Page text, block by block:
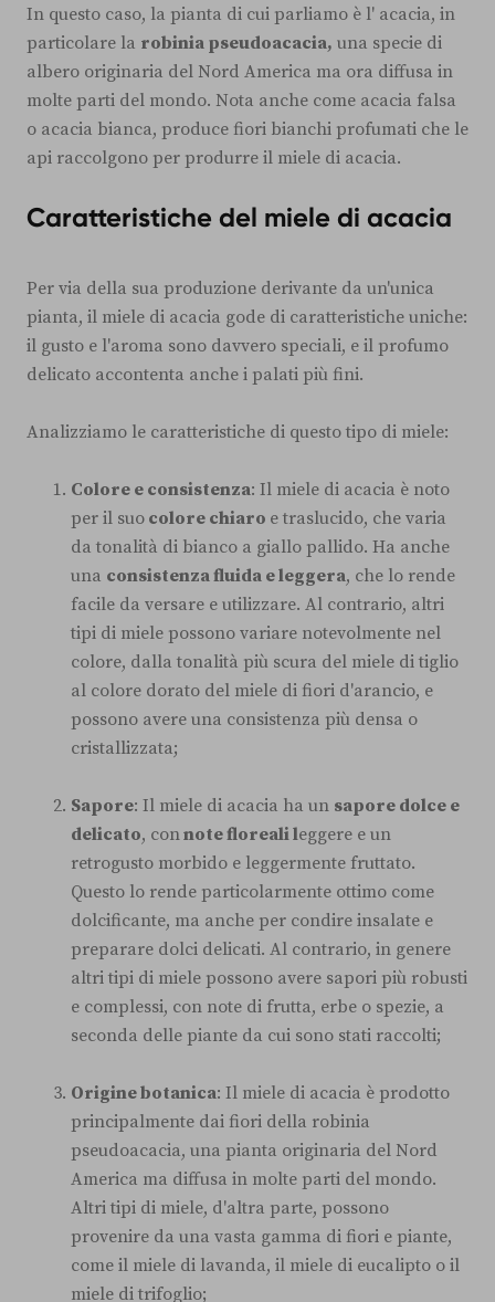
In questo caso, la pianta di cui parliamo è l' acacia, in
particolare la robinia pseudoacacia, una specie di
albero originaria del Nord America ma ora diffusa in
molte parti del mondo. Nota anche come acacia falsa
o acacia bianca, produce fiori bianchi profumati che le
api raccolgono per produrre il miele di acacia.
Caratteristiche del miele di acacia
Per via della sua produzione derivante da un'unica
pianta, il miele di acacia gode di caratteristiche uniche:
il gusto e l'aroma sono davvero speciali, e il profumo
delicato accontenta anche i palati più fini.
Analizziamo le caratteristiche di questo tipo di miele:
Colore e consistenza: Il miele di acacia è noto
per il suo colore chiaro e traslucido, che varia
da tonalità di bianco a giallo pallido. Ha anche
una consistenza fluida e leggera, che lo rende
facile da versare e utilizzare. Al contrario, altri
tipi di miele possono variare notevolmente nel
colore, dalla tonalità più scura del miele di tiglio
al colore dorato del miele di fiori d'arancio, e
possono avere una consistenza più densa o
cristallizzata;
Sapore: Il miele di acacia ha un sapore dolce e
delicato, connote floreali leggere e un
retrogusto morbido e leggermente fruttato.
Questo lo rende particolarmente ottimo come
dolcificante, ma anche per condire insalate e
preparare dolci delicati. Al contrario, in genere
altri tipi di miele possono avere sapori più robusti
e complessi, con note di frutta, erbe o spezie, a
seconda delle piante da cui sono stati raccolti;
Origine botanica: Il miele di acacia è prodotto
principalmente dai fiori della robinia
pseudoacacia, una pianta originaria del Nord
America ma diffusa in molte parti del mondo.
Altri tipi di miele, d'altra parte, possono
provenire da una vasta gamma di fiori e piante,
come il miele di lavanda, il miele di eucalipto o il
miele di trifoglio;